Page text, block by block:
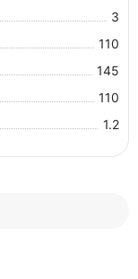
3
110
145
110
1.2